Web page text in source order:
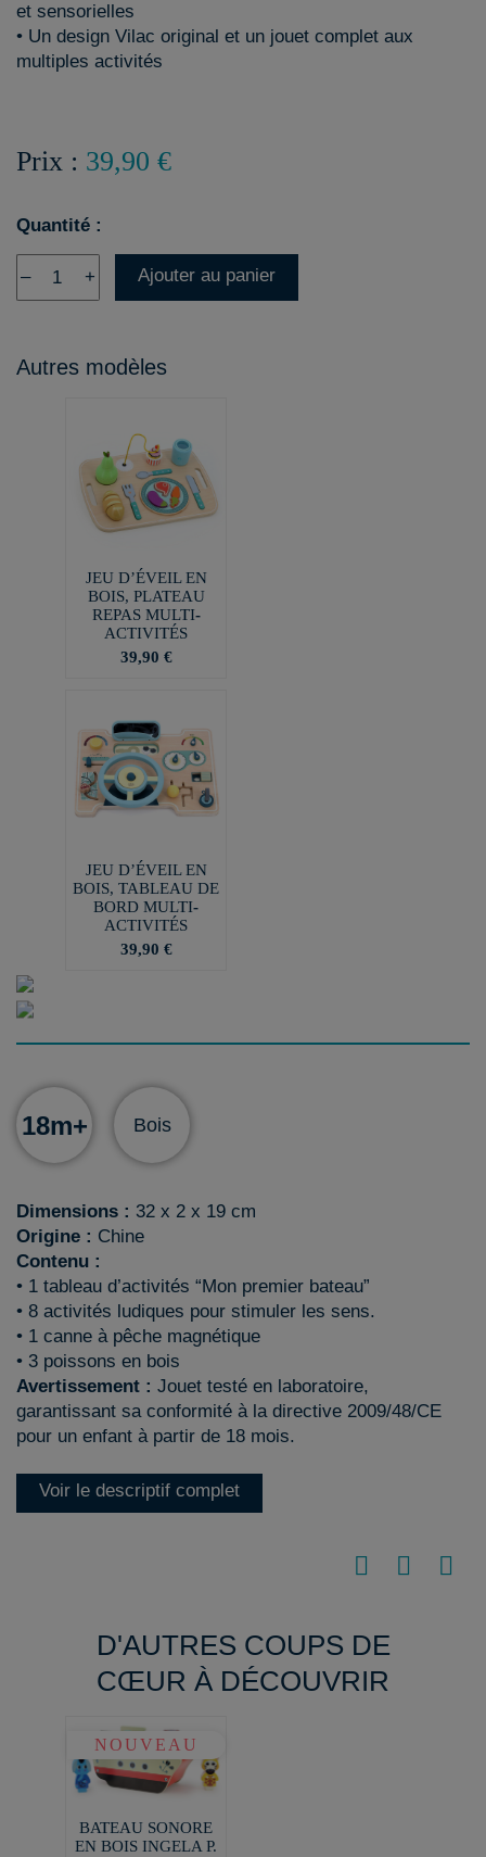
et sensorielles
• Un design Vilac original et un jouet complet aux
multiples activités
Prix : 39,90 €
Quantité :
– + Ajouter au panier
Autres modèles
JEU D’ÉVEIL EN
BOIS, PLATEAU
REPAS MULTI-
ACTIVITÉS
39,90 €
JEU D’ÉVEIL EN
BOIS, TABLEAU DE
BORD MULTI-
ACTIVITÉS
39,90 €
18m+ Bois
Dimensions : 32 x 2 x 19 cm
Origine : Chine
Contenu :
• 1 tableau d’activités “Mon premier bateau”
• 8 activités ludiques pour stimuler les sens.
• 1 canne à pêche magnétique
• 3 poissons en bois
Avertissement : Jouet testé en laboratoire,
garantissant sa conformité à la directive 2009/48/CE
pour un enfant à partir de 18 mois.
Voir le descriptif complet
D'AUTRES COUPS DE
CŒUR À DÉCOUVRIR
NOUVEAU
BATEAU SONORE
EN BOIS INGELA P.